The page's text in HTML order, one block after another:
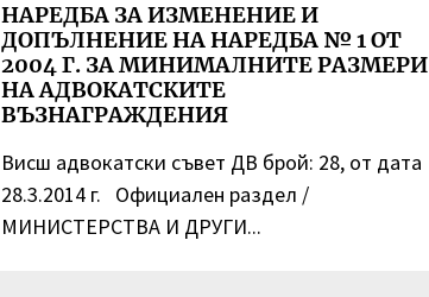
НАРЕДБА ЗА ИЗМЕНЕНИЕ И
ДОПЪЛНЕНИЕ НА НАРЕДБА № 1 ОТ
2004 Г. ЗА МИНИМАЛНИТЕ РАЗМЕРИ
НА АДВОКАТСКИТЕ
ВЪЗНАГРАЖДЕНИЯ
Висш адвокатски съвет ДВ брой: 28, от дата
28.3.2014 г. Официален раздел /
МИНИСТЕРСТВА И ДРУГИ...